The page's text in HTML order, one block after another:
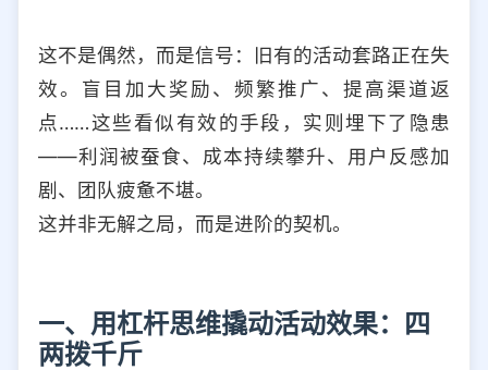
这不是偶然，而是信号：旧有的活动套路正在失
效。盲目加大奖励、频繁推广、提高渠道返
点……这些看似有效的手段，实则埋下了隐患
——利润被蚕食、成本持续攀升、用户反感加
剧、团队疲惫不堪。
这并非无解之局，而是进阶的契机。
一、用杠杆思维撬动活动效果：四
两拨千斤